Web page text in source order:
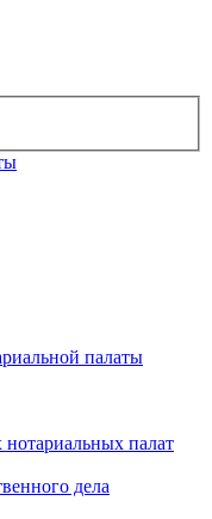
палаты
палат
дела